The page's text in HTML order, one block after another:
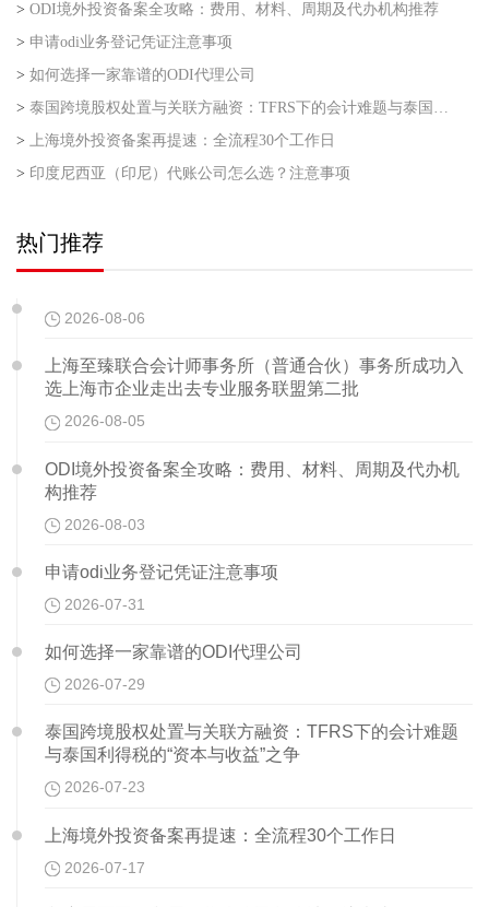
> ODI境外投资备案全攻略：费用、材料、周期及代办机构推荐
> 申请odi业务登记凭证注意事项
> 如何选择一家靠谱的ODI代理公司
> 泰国跨境股权处置与关联方融资：TFRS下的会计难题与泰国利得税的“资本与收益”之争
> 上海境外投资备案再提速：全流程30个工作日
> 印度尼西亚（印尼）代账公司怎么选？注意事项
热门推荐
2026-08-06
上海至臻联合会计师事务所（普通合伙）事务所成功入
选上海市企业走出去专业服务联盟第二批
2026-08-05
ODI境外投资备案全攻略：费用、材料、周期及代办机
构推荐
2026-08-03
申请odi业务登记凭证注意事项
2026-07-31
如何选择一家靠谱的ODI代理公司
2026-07-29
泰国跨境股权处置与关联方融资：TFRS下的会计难题
与泰国利得税的“资本与收益”之争
2026-07-23
上海境外投资备案再提速：全流程30个工作日
2026-07-17